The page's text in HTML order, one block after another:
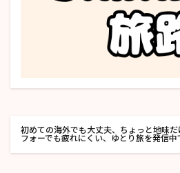
初めての海外でも大丈夫、ちょっと地味
フォーでも疲れにくい、ゆとり旅を発信中